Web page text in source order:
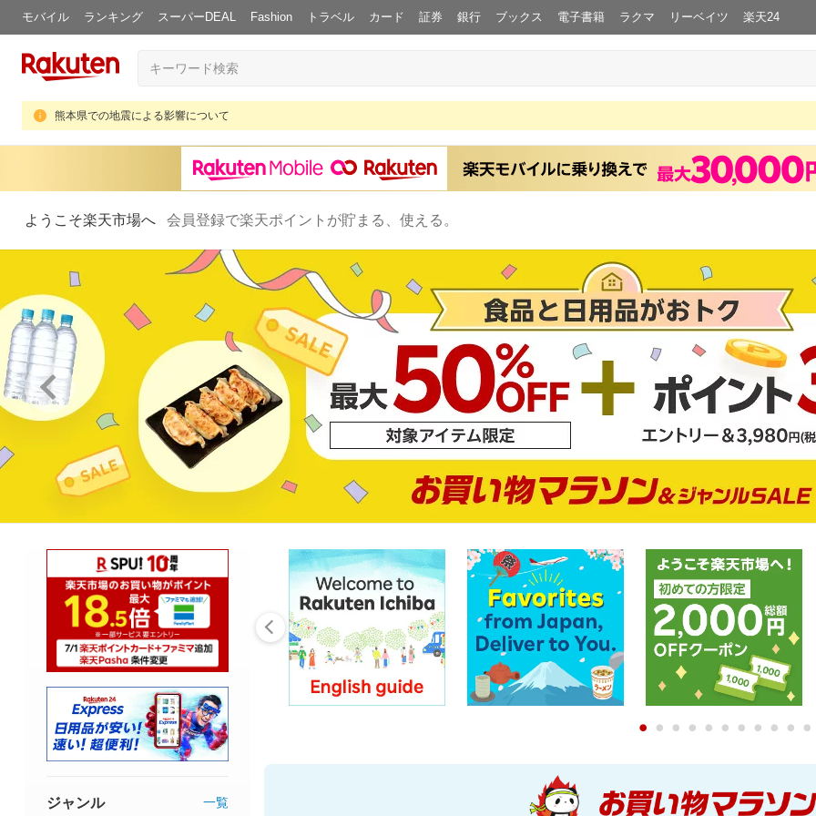
モバイル ランキング スーパーDEAL Fashion トラベル カード 証券 銀行 ブックス 電子書籍 ラクマ リーベイツ 楽天24
熊本県での地震による影響について
ようこそ楽天市場へ 会員登録で楽天ポイントが貯まる、使える。
0 1 2 3 4 5 6 7 8 9
ジャンル 一覧